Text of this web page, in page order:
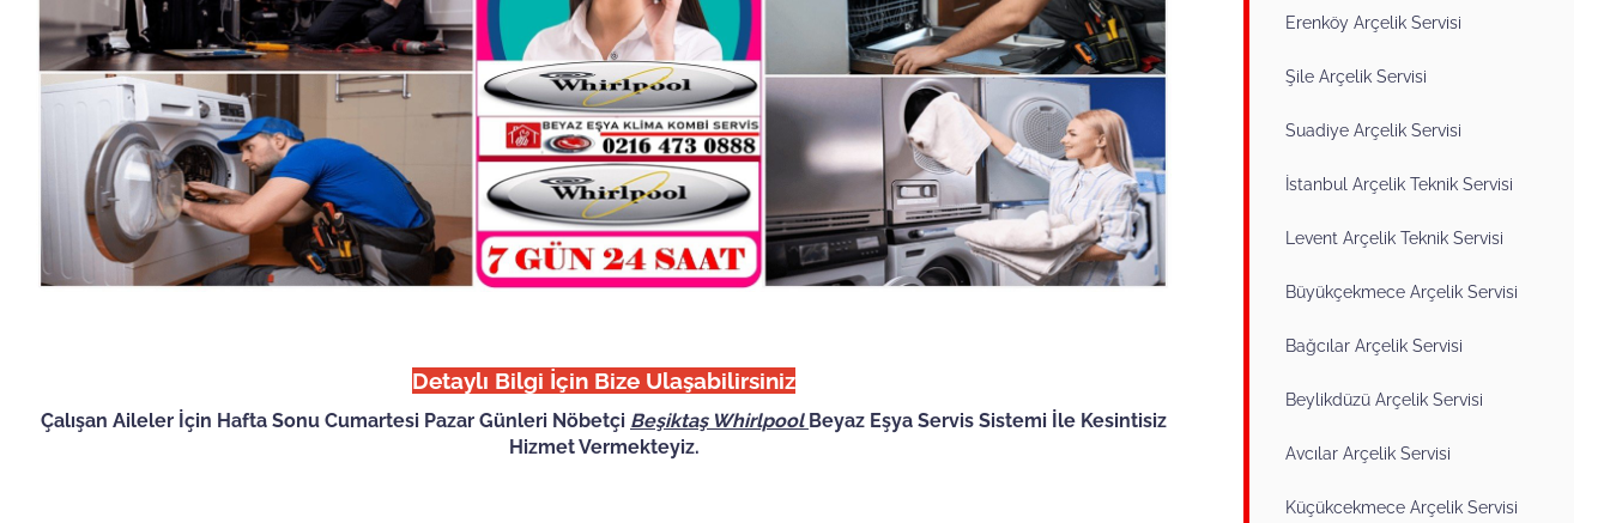
Detaylı Bilgi İçin Bize Ulaşabilirsiniz
Çalışan Aileler İçin Hafta Sonu Cumartesi Pazar Günleri Nöbetçi Beşiktaş Whirlpool Beyaz Eşya Servis Sistemi İle Kesintisiz
Hizmet Vermekteyiz.
Erenköy Arçelik Servisi
Şile Arçelik Servisi
Suadiye Arçelik Servisi
İstanbul Arçelik Teknik Servisi
Levent Arçelik Teknik Servisi
Büyükçekmece Arçelik Servisi
Bağcılar Arçelik Servisi
Beylikdüzü Arçelik Servisi
Avcılar Arçelik Servisi
Küçükcekmece Arçelik Servisi